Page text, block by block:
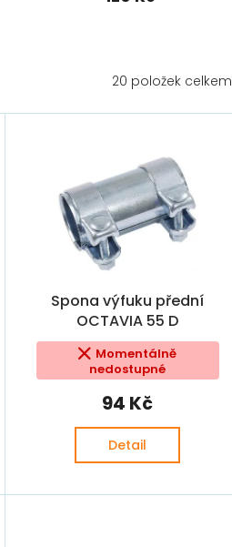
20 položek celkem
Spona výfuku přední
OCTAVIA 55 D
(357253141A)
Momentálně
nedostupné
94 Kč
Detail